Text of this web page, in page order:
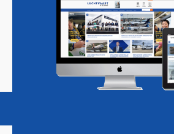
Magazine Podcasts